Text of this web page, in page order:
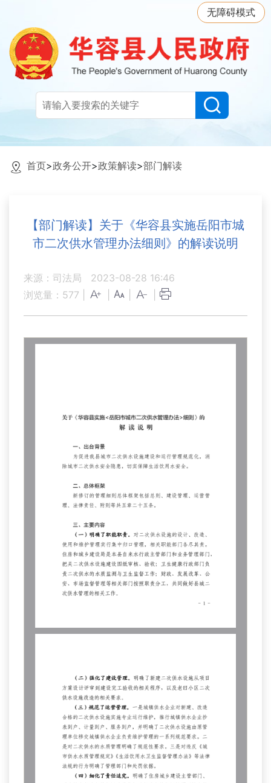
无障碍模式
首页>政务公开>政策解读>部门解读
【部门解读】关于《华容县实施岳阳市城
市二次供水管理办法细则》的解读说明
来源：司法局
2023-08-28 16:46
浏览量： 577